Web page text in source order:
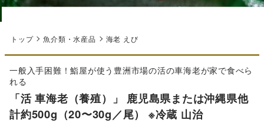
トップ 魚介類・水産品 海老 えび
一般入手困難！鮨屋が使う豊洲市場の活の車海老が家で食べら
れる
「活 車海老（養殖）」 鹿児島県または沖縄県他
計約500g（20〜30g／尾） ※冷蔵 山治